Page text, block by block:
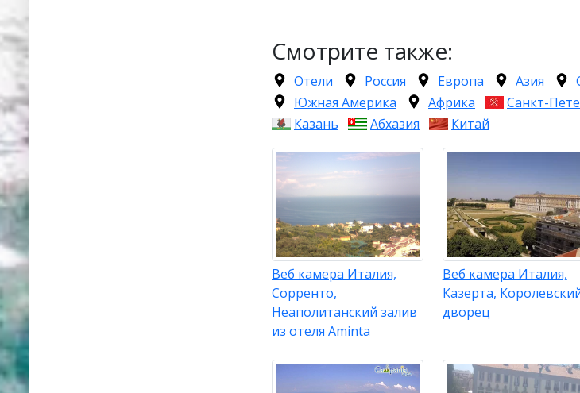
Смотрите также:
Отели Россия Европа Азия
Южная Америка
Африка Санкт-
Казань
Абхазия Китай
Веб камера Италия,
Сорренто,
Неаполитанский залив
из отеля Aminta
Веб камера Италия,
Казерта,
дворец